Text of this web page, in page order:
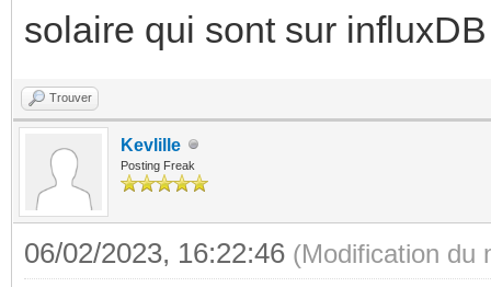
solaire qui sont sur
Trouver
Kevlille
Posting Freak
06/02/2023, 16:22:46 (Modification du